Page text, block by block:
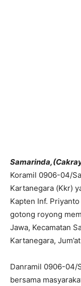
Koramil 0906-04/
Kartanegara (Kkr)
Kapten Inf.
gotong royong
Jawa, Kecamatan
Kartanegara,
Danramil 0906-04/
bersama